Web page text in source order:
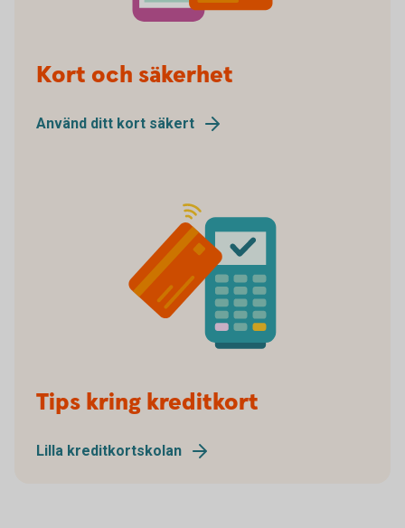
Kort och säkerhet
Använd ditt kort säkert
Tips kring kreditkort
Lilla kreditkortskolan